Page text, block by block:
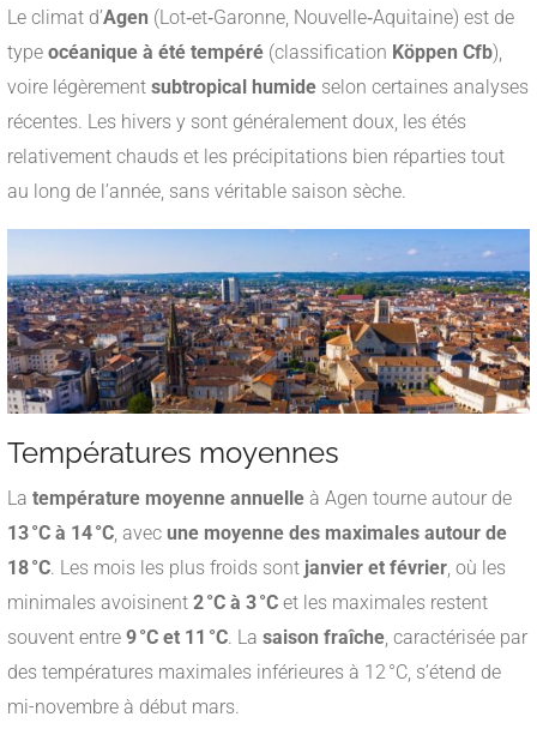
Le climat d’Agen (Lot‑et‑Garonne, Nouvelle‑Aquitaine) est de
type océanique à été tempéré (classification Köppen Cfb),
voire légèrement subtropical humide selon certaines analyses
récentes. Les hivers y sont généralement doux, les étés
relativement chauds et les précipitations bien réparties tout
au long de l’année, sans véritable saison sèche.
Températures moyennes
La température moyenne annuelle à Agen tourne autour de
13 °C à 14 °C, avec une moyenne des maximales autour de
18 °C. Les mois les plus froids sont janvier et février, où les
minimales avoisinent 2 °C à 3 °C et les maximales restent
souvent entre 9 °C et 11 °C. La saison fraîche, caractérisée par
des températures maximales inférieures à 12 °C, s’étend de
mi-novembre à début mars.